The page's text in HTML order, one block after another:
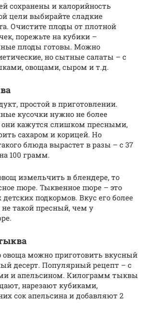
сохранены и калорийность
цели выбирайте сладкие
Очистите плоды от плотной
порежьте на кубики –
плоды готовы. Можно
но сытные салаты – с
овощами, сыром и т.д.
простой в приготовлении.
кусочки нужно не более
они кажутся слишком пресными,
сахаром и корицей. Но
блюда вырастет в разы – с 37
100 грамм.
измельчить в блендере, то
пюре. Тыквенное пюре – это
подкормов. Вкус его более
такой пресный, чем у
овоща можно приготовить вкусный
десерт. Популярный рецепт – с
и апельсином. Килограмм тыквы
нарезают кубиками,
сок апельсина и добавляют 2